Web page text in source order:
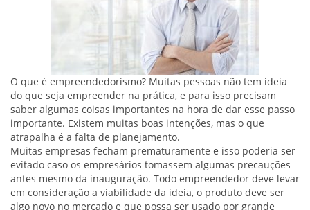
O que é empreendedorismo? Muitas pessoas não tem ideia
do que seja empreender na prática, e para isso precisam
saber algumas coisas importantes na hora de dar esse passo
importante. Existem muitas boas intenções, mas o que
atrapalha é a falta de planejamento.
Muitas empresas fecham prematuramente e isso poderia ser
evitado caso os empresários tomassem algumas precauções
antes mesmo da inauguração. Todo empreendedor deve levar
em consideração a viabilidade da ideia, o produto deve ser
algo novo no mercado e que possa ser usado por grande